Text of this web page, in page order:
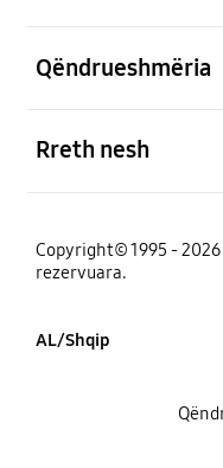
Qëndrueshmëria
Rreth nesh
Copyright© 1995 -
rezervuara.
AL/Shqip